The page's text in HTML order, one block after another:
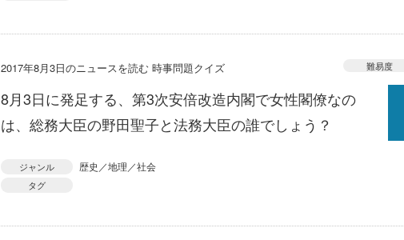
2017年8月3日のニュースを読む 時事問題クイズ 難易度
8月3日に発足する、第3次安倍改造内閣で女性閣僚なの
は、総務大臣の野田聖子と法務大臣の誰でしょう？
ジャンル 歴史／地理／社会
タグ